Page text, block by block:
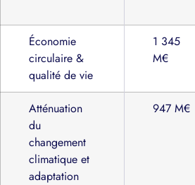
Économie
circulaire &
qualité de vie
1 345
M€
Atténuation
du
changement
climatique et
adaptation
947 M€